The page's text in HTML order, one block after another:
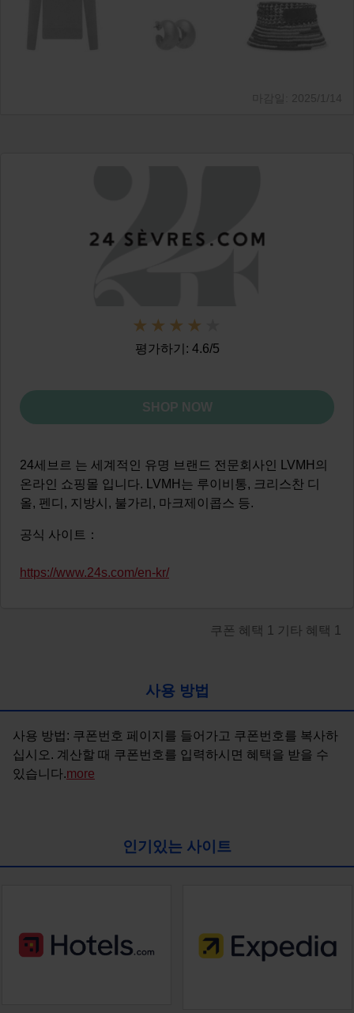
평가하기: 4.6/5
SHOP NOW
24세브르 는 세계적인 유명 브랜드 전문회사인 LVMH의
온라인 쇼핑몰 입니다. LVMH는 루이비통, 크리스찬 디
올, 펜디, 지방시, 불가리, 마크제이콥스 등.
공식 사이트：
https://www.24s.com/en-kr/
쿠폰 혜택 1 기타 혜택 1
사용 방법
사용 방법: 쿠폰번호 페이지를 들어가고 쿠폰번호를 복사하
십시오. 계산할 때 쿠폰번호를 입력하시면 혜택을 받을 수
있습니다.more
인기있는 사이트